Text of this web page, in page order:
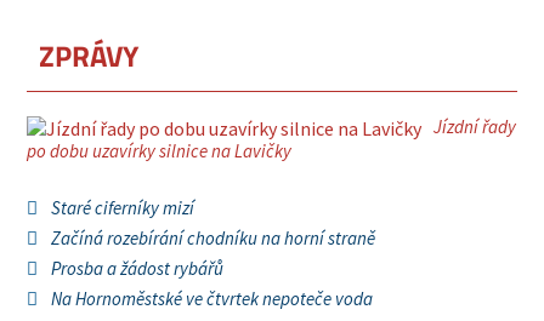
ZPRÁVY
Jízdní řady
po dobu uzavírky silnice na Lavičky
Staré ciferníky mizí
Začíná rozebírání chodníku na horní straně
Prosba a žádost rybářů
Na Hornoměstské ve čtvrtek nepoteče voda